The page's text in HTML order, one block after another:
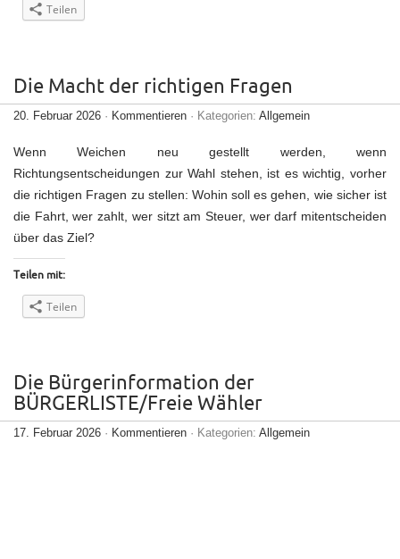
Teilen
Die Macht der richtigen Fragen
20. Februar 2026 · Kommentieren · Kategorien: Allgemein
Wenn Weichen neu gestellt werden, wenn
Richtungsentscheidungen zur Wahl stehen, ist es wichtig, vorher
die richtigen Fragen zu stellen: Wohin soll es gehen, wie sicher ist
die Fahrt, wer zahlt, wer sitzt am Steuer, wer darf mitentscheiden
über das Ziel?
Teilen mit:
Teilen
Die Bürgerinformation der
BÜRGERLISTE/Freie Wähler
17. Februar 2026 · Kommentieren · Kategorien: Allgemein